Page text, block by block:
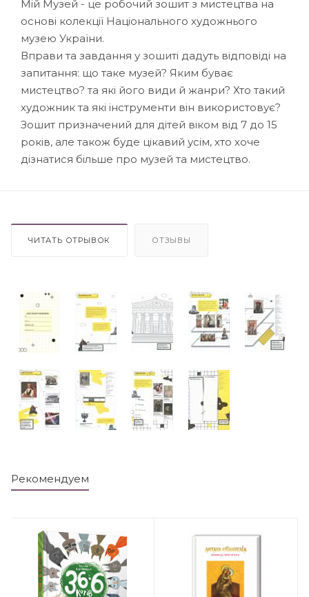
Мій Музей - це робочий зошит з мистецтва на
основі колекції Національного художнього
музею України.
Вправи та завдання у зошиті дадуть відповіді на
запитання: що таке музей? Яким буває
мистецтво? та які його види й жанри? Хто такий
художник та які інструменти він використовує?
Зошит призначений для дітей віком від 7 до 15
років, але також буде цікавий усім, хто хоче
дізнатися більше про музей та мистецтво.
ЧИТАТЬ ОТРЫВОК ОТЗЫВЫ
Рекомендуем